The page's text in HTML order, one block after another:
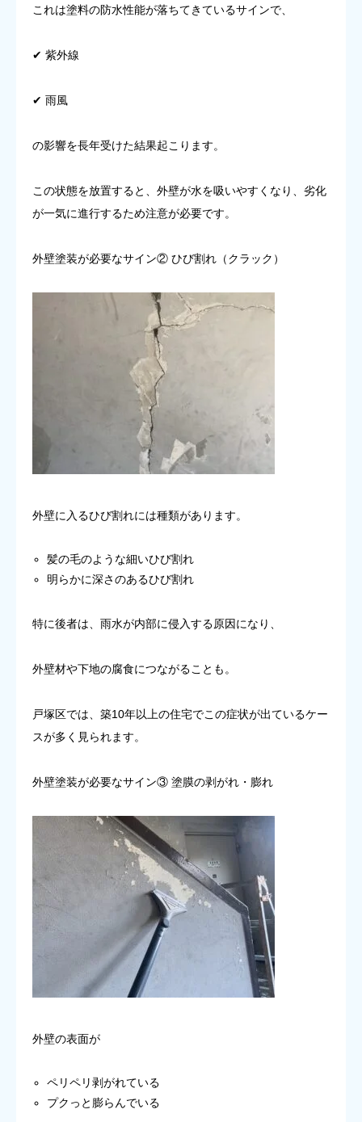
これは塗料の防水性能が落ちてきているサインで、
✔ 紫外線
✔ 雨風
の影響を長年受けた結果起こります。
この状態を放置すると、外壁が水を吸いやすくなり、劣化
が一気に進行するため注意が必要です。
外壁塗装が必要なサイン② ひび割れ（クラック）
外壁に入るひび割れには種類があります。
髪の毛のような細いひび割れ
明らかに深さのあるひび割れ
特に後者は、雨水が内部に侵入する原因になり、
外壁材や下地の腐食につながることも。
戸塚区では、築10年以上の住宅でこの症状が出ているケー
スが多く見られます。
外壁塗装が必要なサイン③ 塗膜の剥がれ・膨れ
外壁の表面が
ペリペリ剥がれている
プクっと膨らんでいる